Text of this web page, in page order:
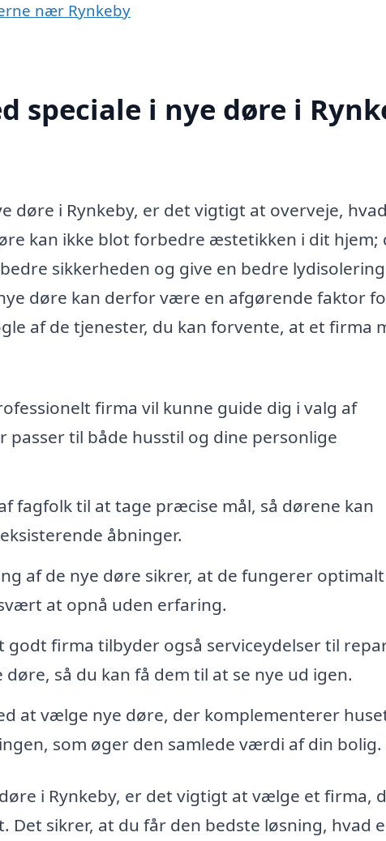
nær Rynkeby
speciale i nye døre i
døre i Rynkeby, er det vigtigt at overveje,
kan ikke blot forbedre æstetikken i dit hjem;
sikkerheden og give en bedre
døre kan derfor være en afgørende faktor
af de tjenester, du kan forvente, at et firma
firma vil kunne guide dig i valg af
til både husstil og dine personlige
fagfolk til at tage præcise mål, så dørene kan
åbninger.
af de nye døre sikrer, at de fungerer
at opnå uden erfaring.
godt firma tilbyder også serviceydelser til
så du kan få dem til at se nye ud igen.
at vælge nye døre, der komplementerer
som øger den samlede værdi af din bolig.
i Rynkeby, er det vigtigt at vælge et firma,
sikrer, at du får den bedste løsning, hvad